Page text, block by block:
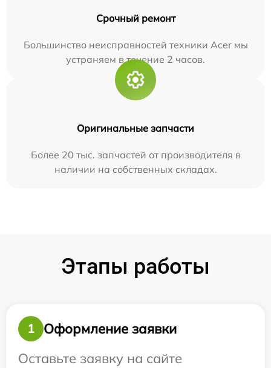
Срочный ремонт
Большинство неисправностей техники Acer мы
устраняем в течение 2 часов.
Оригинальные запчасти
Более 20 тыс. запчастей от производителя в
наличии на собственных складах.
Этапы работы
1
Оформление заявки
Оставьте заявку на сайте